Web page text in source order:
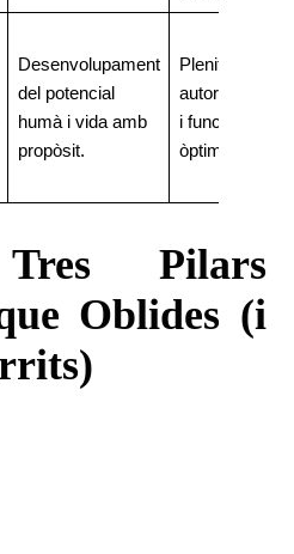
Desenvolupament
del potencial
humà i vida amb
propòsit.
Plenitud,
autorealització
i funció
òptima.
Pilars
Oblides (i